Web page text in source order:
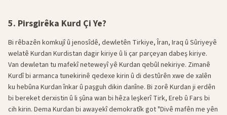
5. Pirsgirêka Kurd Çi Ye?
Bi rêbazên komkujî û jenosîdê, dewletên Tirkiye, Îran, Iraq û Sûriyeyê
welatê Kurdan Kurdistan dagir kiriye û li çar parçeyan dabeş kiriye.
Van dewletan tu mafekî neteweyî yê Kurdan qebûl nekiriye. Zimanê
Kurdî bi armanca tunekirinê qedexe kirin û di destûrên xwe de xalên
ku hebûna Kurdan înkar û paşguh dikin danîne. Bi zorê Kurdan ji erdên
bi bereket derxistin û li şûna wan bi hêza leşkerî Tirk, Ereb û Fars bi
cih kirin. Dema Kurdan bi awayekî demokratîk got "Divê mafên me yên